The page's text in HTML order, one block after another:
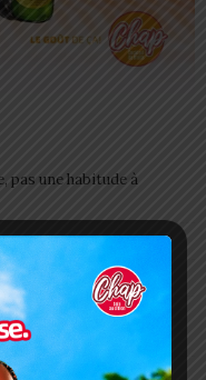
pas une habitude à
gros morceaux
sonnette d’alarme
la liste officielle des
la visite médicale à